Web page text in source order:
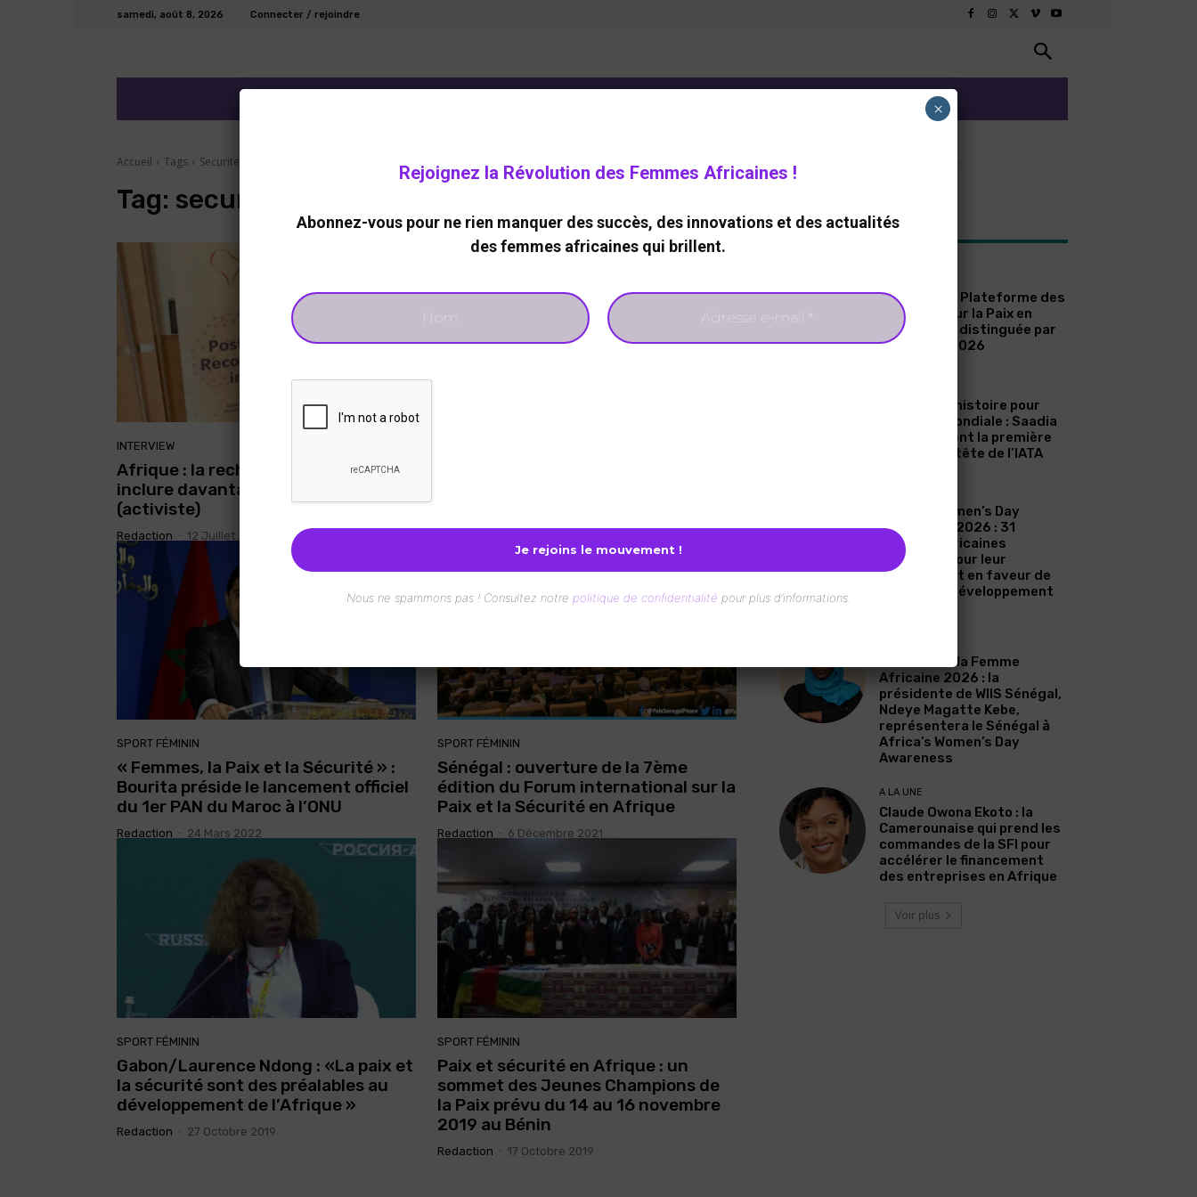
samedi, août 8, 2026 Connecter / rejoindre
Accueil Tags Securite
Tag: securite
INTERVIEW
Afrique : la recherche de la paix doit
inclure davantage de femmes
(activiste)
Redaction 12 Juillet 2023
SPORT FÉMININ
« Femmes, la Paix et la Sécurité » :
Bourita préside le lancement officiel
du 1er PAN du Maroc à l’ONU
Redaction 24 Mars 2022
SPORT FÉMININ
Sénégal : ouverture de la 7ème
édition du Forum international sur la
Paix et la Sécurité en Afrique
Redaction 6 Décembre 2021
SPORT FÉMININ
Gabon/Laurence Ndong : «La paix et
la sécurité sont des préalables au
développement de l’Afrique »
Redaction 27 Octobre 2019
SPORT FÉMININ
Paix et sécurité en Afrique : un
sommet des Jeunes Champions de
la Paix prévu du 14 au 16 novembre
2019 au Bénin
Redaction 17 Octobre 2019
Sénégal : La Plateforme des
Femmes pour la Paix en
Casamance distinguée par
le Prix ICIP 2026
Une page d’histoire pour
l’aviation mondiale : Saadia
Zahidi devient la première
femme à la tête de l’IATA
Africa’s Women’s Day
Awareness 2026 : 31
femmes africaines
célébrées pour leur
engagement en faveur de
l’eau et du développement
Journée de la Femme
Africaine 2026 : la
présidente de WIIS Sénégal,
Ndeye Magatte Kebe,
représentera le Sénégal à
Africa’s Women’s Day
Awareness
A LA UNE
Claude Owona Ekoto : la
Camerounaise qui prend les
commandes de la SFI pour
accélérer le financement
des entreprises en Afrique
Voir plus
Rejoignez la Révolution des Femmes Africaines !
Abonnez-vous pour ne rien manquer des succès, des innovations et des actualités
des femmes africaines qui brillent.
Nous ne spammons pas ! Consultez notre politique de confidentialité pour plus d’informations.
×